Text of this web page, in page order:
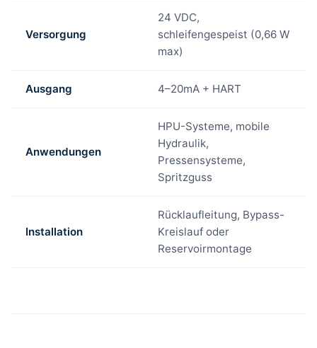
Versorgung
24 VDC,
schleifengespeist (0,66 W
max)
Ausgang 4–20mA + HART
Anwendungen
HPU-Systeme, mobile
Hydraulik,
Pressensysteme,
Spritzguss
Installation
Rücklaufleitung, Bypass-
Kreislauf oder
Reservoirmontage